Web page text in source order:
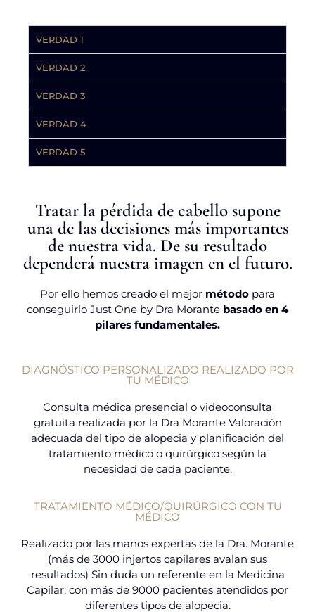
VERDAD 1
VERDAD 2
VERDAD 3
VERDAD 4
VERDAD 5
Tratar la pérdida de cabello supone
una de las decisiones más importantes
de nuestra vida. De su resultado
dependerá nuestra imagen en el futuro.
Por ello hemos creado el mejor método para
conseguirlo Just One by Dra Morante basado en 4
pilares fundamentales.
DIAGNÓSTICO PERSONALIZADO REALIZADO POR
TU MÉDICO
Consulta médica presencial o videoconsulta
gratuita realizada por la Dra Morante Valoración
adecuada del tipo de alopecia y planificación del
tratamiento médico o quirúrgico según la
necesidad de cada paciente.
TRATAMIENTO MÉDICO/QUIRÚRGICO CON TU
MÉDICO
Realizado por las manos expertas de la Dra. Morante
(más de 3000 injertos capilares avalan sus
resultados) Sin duda un referente en la Medicina
Capilar, con más de 9000 pacientes atendidos por
diferentes tipos de alopecia.